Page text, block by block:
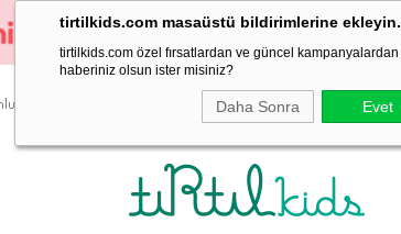
tirtilkids.com masaüstü bildirimlerine ekleyin.
tirtilkids.com özel fırsatlardan ve güncel kampanyalardan
haberiniz olsun ister misiniz?
Daha Sonra Evet